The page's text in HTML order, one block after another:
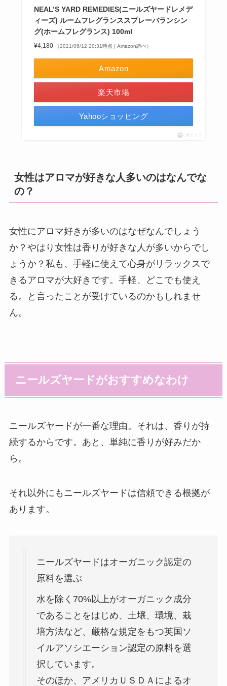
NEAL’S YARD REMEDIES(ニールズヤードレメデ
ィーズ) ルームフレグランススプレーバランシン
グ(ホームフレグランス) 100ml
¥4,180 （2021/06/12 20:31時点 | Amazon調べ）
Amazon
楽天市場
Yahooショッピング
ポチップ
女性はアロマが好きな人多いのはなんでな
の？
女性にアロマ好きが多いのはなぜなんでしょう
か？やはり女性は香りが好きな人が多いからでし
ょうか？私も、手軽に使えて心身がリラックスで
きるアロマが大好きです。手軽、どこでも使え
る。と言ったことが受けているのかもしれませ
ん。
ニールズヤードがおすすめなわけ
ニールズヤードが一番な理由。それは、香りが持
続するからです。あと、単純に香りが好みだか
ら。
それ以外にもニールズヤードは信頼できる根拠が
あります。
ニールズヤードはオーガニック認定の
原料を選ぶ
水を除く70%以上がオーガニック成分
であることをはじめ、土壌、環境、栽
培方法など、厳格な規定をもつ英国ソ
イルアソシエーション認定の原料を選
択しています。
そのほか、アメリカＵＳＤＡによるオ